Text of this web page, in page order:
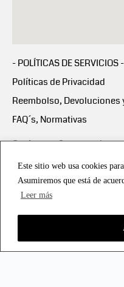
Este sitio web usa cookies
Asumiremos que está de
Leer más
- POLÍTICAS DE SERVICIOS -
Políticas de Privacidad
Reembolso, Devoluciones
FAQ´s, Normativas
Scalapay:Compra ahora
Scalapay Política
Copyright © 2021 all rights